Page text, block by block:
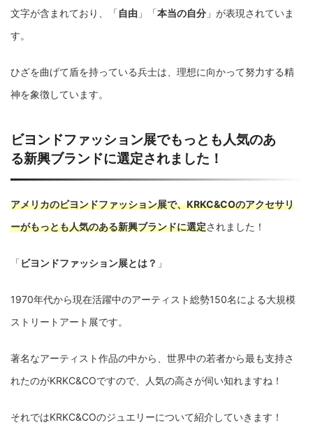
文字が含まれており、「自由 」「本当の自分 」が表現されていま
す。
ひざを曲げて盾を持っている兵士は、理想に向かって努力する精
神を象徴しています。
ビヨンドファッション展でもっとも人気のあ
る新興ブランドに選定されました！
アメリカのビヨンドファッション展で、KRKC&COのアクセサリ
ーがもっとも人気のある新興ブランドに選定されました！
「ビヨンドファッション展とは？ 」
1970年代から現在活躍中のアーティスト総勢150名による大規模
ストリートアート展です。
著名なアーティスト作品の中から、世界中の若者から最も支持さ
れたのがKRKC&COですので、人気の高さが伺い知れますね！
それではKRKC&COのジュエリーについて紹介していきます！